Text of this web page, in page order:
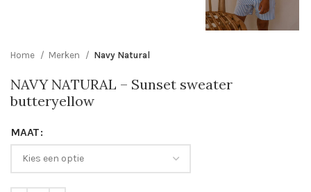
Home Merken Navy Natural
NAVY NATURAL – Sunset sweater
butteryellow
MAAT